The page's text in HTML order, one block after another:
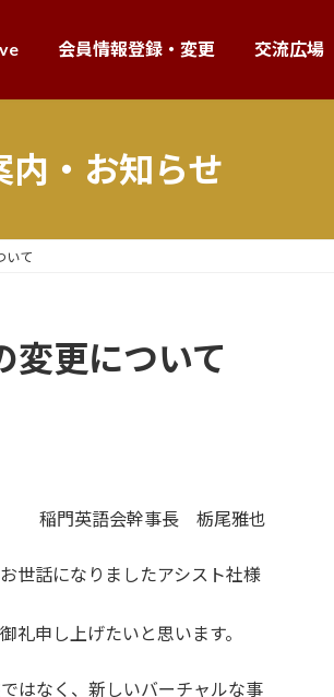
会員情報登録・変更 交流広場
内・お知らせ
いて
変更について
稲門英語会幹事長 栃尾雅也
世話になりましたアシスト社様
礼申し上げたいと思います。
はなく、新しいバーチャルな事